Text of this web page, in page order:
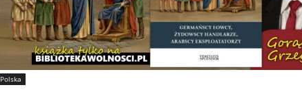
Polska